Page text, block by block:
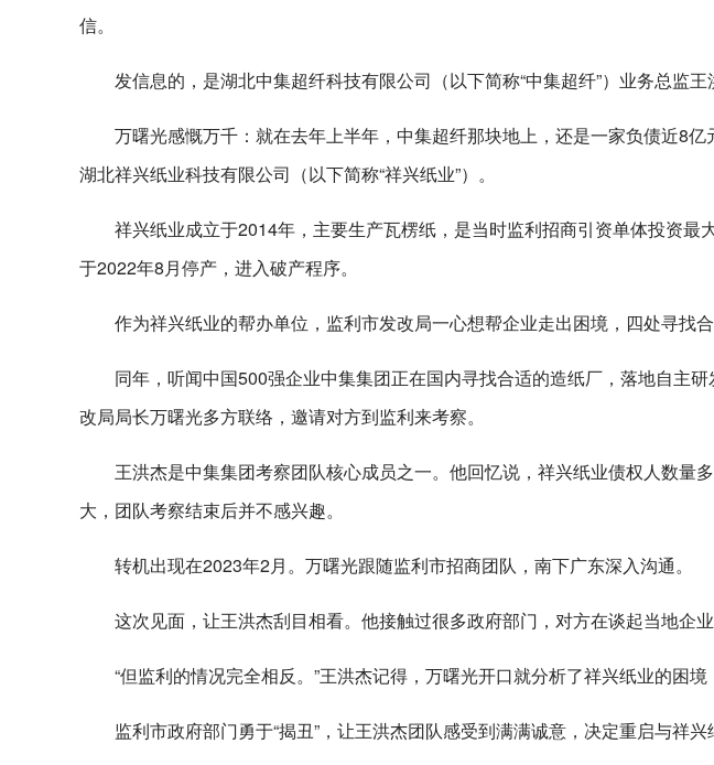
信。
发信息的，是湖北中集超纤科技有限公司（以下简称“中集超纤”）业务总监王
万曙光感慨万千：就在去年上半年，中集超纤那块地上，还是一家负债近8
湖北祥兴纸业科技有限公司（以下简称“祥兴纸业”）。
祥兴纸业成立于2014年，主要生产瓦楞纸，是当时监利招商引资单体投资最
于2022年8月停产，进入破产程序。
作为祥兴纸业的帮办单位，监利市发改局一心想帮企业走出困境，四处寻找合
同年，听闻中国500强企业中集集团正在国内寻找合适的造纸厂，落地自主
改局局长万曙光多方联络，邀请对方到监利来考察。
王洪杰是中集集团考察团队核心成员之一。他回忆说，祥兴纸业债权人数量
大，团队考察结束后并不感兴趣。
转机出现在2023年2月。万曙光跟随监利市招商团队，南下广东深入沟通。
这次见面，让王洪杰刮目相看。他接触过很多政府部门，对方在谈起当地企业
“但监利的情况完全相反。”王洪杰记得，万曙光开口就分析了祥兴纸业的困境
监利市政府部门勇于“揭丑”，让王洪杰团队感受到满满诚意，决定重启与祥兴